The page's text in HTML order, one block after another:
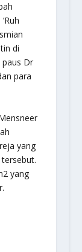
di
paus Dr
para
yang
yang